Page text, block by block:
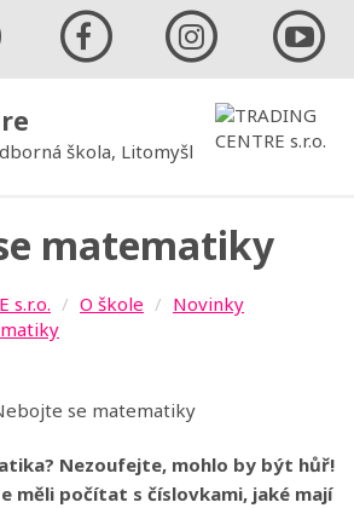
škola, Litomyšl
matematiky
s.r.o. O škole
Novinky
Nezoufejte, mohlo by být hůř!
měli počítat s číslovkami, jaké mají